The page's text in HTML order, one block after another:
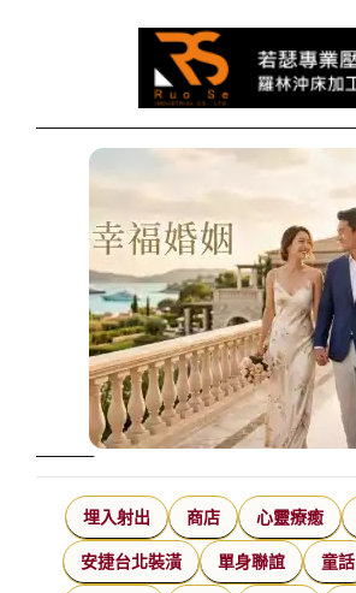
埋入射出 商店 心靈療癒
安捷台北裝潢 單身聯誼 童話